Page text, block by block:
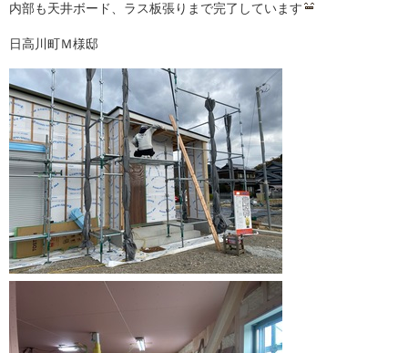
内部も天井ボード、ラス板張りまで完了しています
日高川町Ｍ様邸